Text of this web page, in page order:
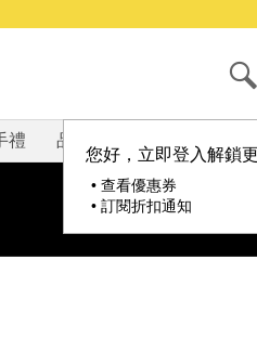
您好，立即登入解鎖
• 查看優惠券
• 訂閱折扣通知
禮 品牌